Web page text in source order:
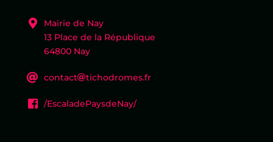
Mairie de Nay
13 Place de la République
64800 Nay
contact tichodromes.fr
/EscaladePaysdeNay/